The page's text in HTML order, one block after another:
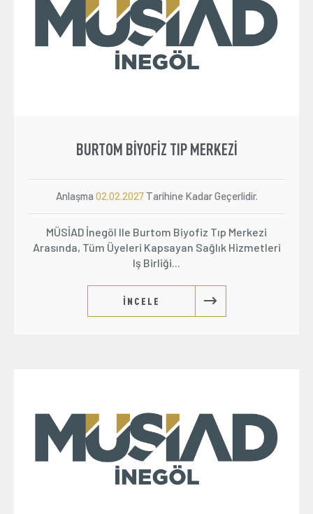
BURTOM BIYOFIZ TIP MERKEZI
Anlaşma 02.02.2027Tarihine Kadar Geçerlidir.
MÜSİAD İnegöl Ile Burtom Biyofiz Tıp Merkezi
Arasında, Tüm Üyeleri Kapsayan Sağlık Hizmetleri
Iş Birliği...
İNCELE